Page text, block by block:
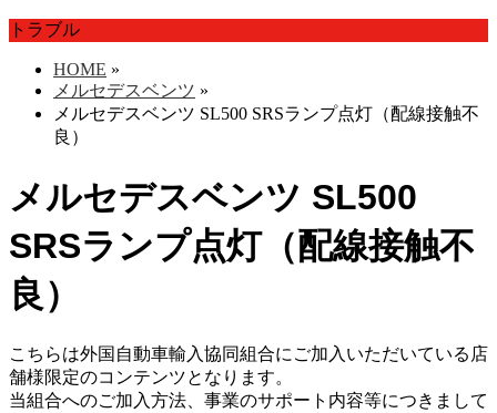
トラブル
HOME »
メルセデスベンツ »
メルセデスベンツ SL500 SRSランプ点灯（配線接触不
良）
メルセデスベンツ SL500
SRSランプ点灯（配線接触不
良）
こちらは外国自動車輸入協同組合にご加入いただいている店
舗様限定のコンテンツとなります。
当組合へのご加入方法、事業のサポート内容等につきまして